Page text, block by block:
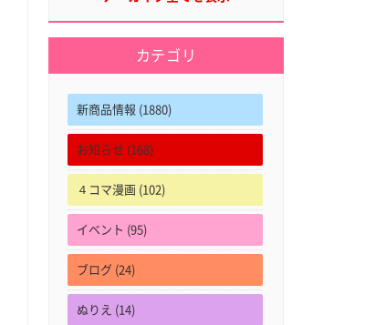
カテゴリ
新商品情報 (1880)
お知らせ (168)
４コマ漫画 (102)
イベント (95)
ブログ (24)
ぬりえ (14)